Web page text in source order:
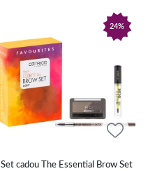
24%
Set cadou The Essential Brow Set